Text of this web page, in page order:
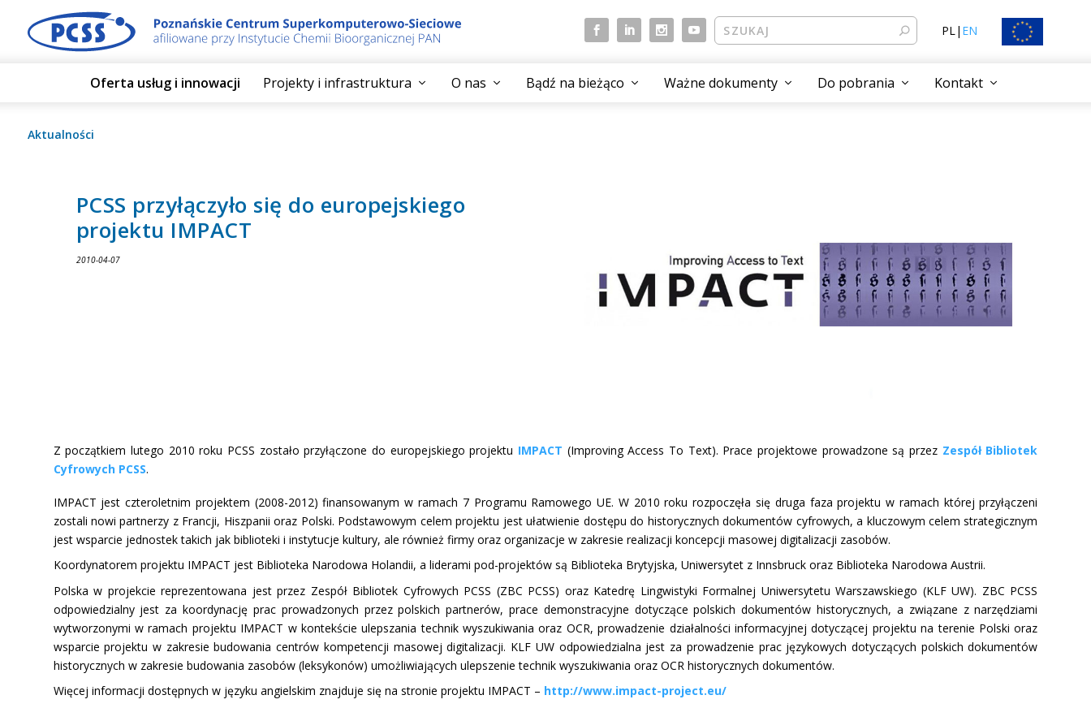
PL| EN
Oferta usług i innowacji Projekty i infrastruktura O nas Bądź na bieżąco Ważne dokumenty Do pobrania Kontakt
Aktualności
PCSS przyłączyło się do europejskiego
projektu IMPACT
2010-04-07
Z początkiem lutego 2010 roku PCSS zostało przyłączone do europejskiego projektu IMPACT (Improving Access To Text). Prace projektowe prowadzone są przez Zespół Bibliotek
Cyfrowych PCSS.
IMPACT jest czteroletnim projektem (2008-2012) finansowanym w ramach 7 Programu Ramowego UE. W 2010 roku rozpoczęła się druga faza projektu w ramach której przyłączeni
zostali nowi partnerzy z Francji, Hiszpanii oraz Polski. Podstawowym celem projektu jest ułatwienie dostępu do historycznych dokumentów cyfrowych, a kluczowym celem strategicznym
jest wsparcie jednostek takich jak biblioteki i instytucje kultury, ale również firmy oraz organizacje w zakresie realizacji koncepcji masowej digitalizacji zasobów.
Koordynatorem projektu IMPACT jest Biblioteka Narodowa Holandii, a liderami pod-projektów są Biblioteka Brytyjska, Uniwersytet z Innsbruck oraz Biblioteka Narodowa Austrii.
Polska w projekcie reprezentowana jest przez Zespół Bibliotek Cyfrowych PCSS (ZBC PCSS) oraz Katedrę Lingwistyki Formalnej Uniwersytetu Warszawskiego (KLF UW). ZBC PCSS
odpowiedzialny jest za koordynację prac prowadzonych przez polskich partnerów, prace demonstracyjne dotyczące polskich dokumentów historycznych, a związane z narzędziami
wytworzonymi w ramach projektu IMPACT w kontekście ulepszania technik wyszukiwania oraz OCR, prowadzenie działalności informacyjnej dotyczącej projektu na terenie Polski oraz
wsparcie projektu w zakresie budowania centrów kompetencji masowej digitalizacji. KLF UW odpowiedzialna jest za prowadzenie prac językowych dotyczących polskich dokumentów
historycznych w zakresie budowania zasobów (leksykonów) umożliwiających ulepszenie technik wyszukiwania oraz OCR historycznych dokumentów.
Więcej informacji dostępnych w języku angielskim znajduje się na stronie projektu IMPACT – http://www.impact-project.eu/